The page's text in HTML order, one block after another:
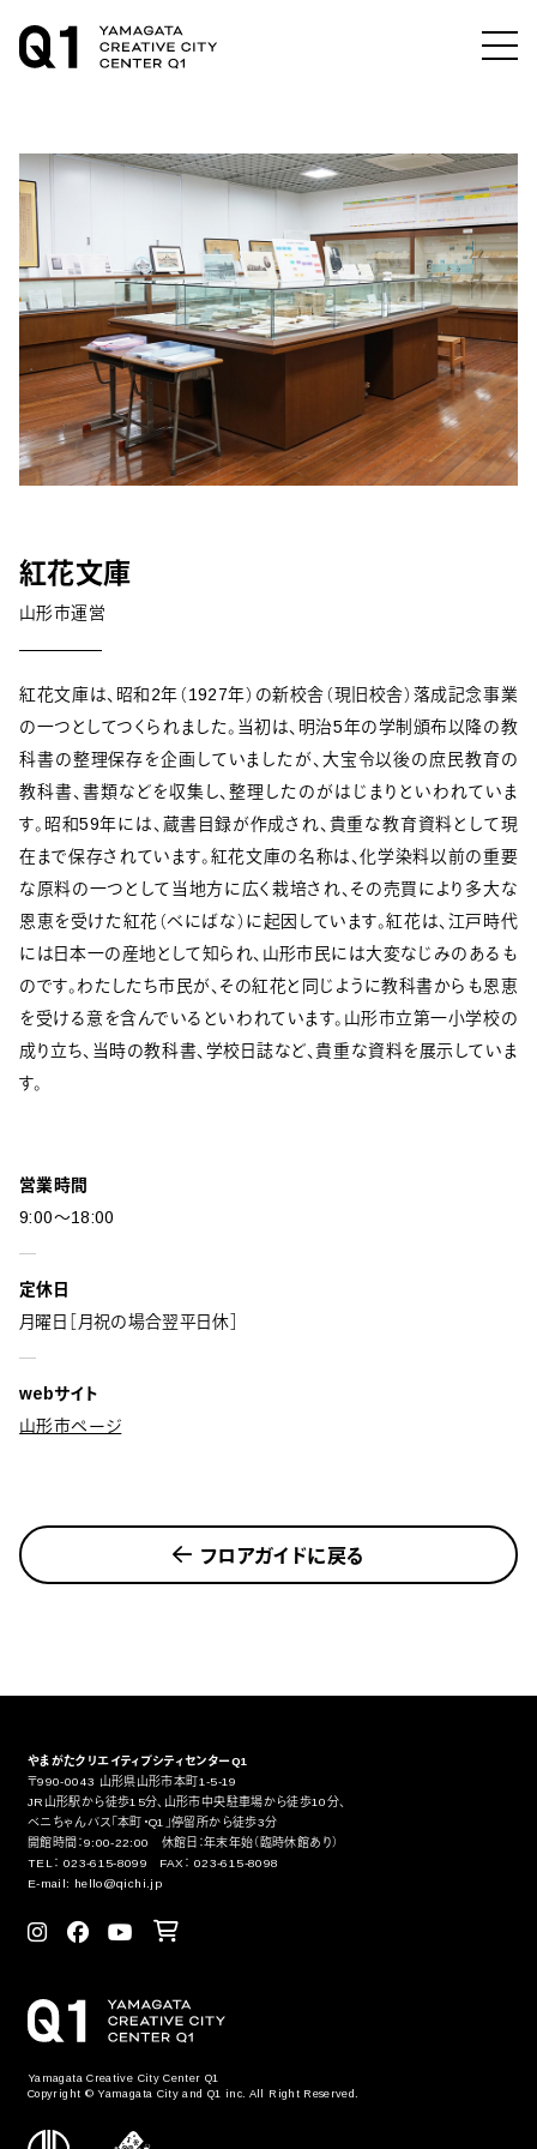
紅花文庫
山形市運営
紅花文庫は、昭和2年（1927年）の新校舎（現旧校舎）落成記念事業
の一つとしてつくられました。当初は、明治5年の学制頒布以降の教
科書の整理保存を企画していましたが、大宝令以後の庶民教育の
教科書、書類などを収集し、整理したのがはじまりといわれていま
す。昭和59年には、蔵書目録が作成され、貴重な教育資料として現
在まで保存されています。紅花文庫の名称は、化学染料以前の重要
な原料の一つとして当地方に広く栽培され、その売買により多大な
恩恵を受けた紅花（べにばな）に起因しています。紅花は、江戸時代
には日本一の産地として知られ、山形市民には大変なじみのあるも
のです。わたしたち市民が、その紅花と同じように教科書からも恩恵
を受ける意を含んでいるといわれています。山形市立第一小学校の
成り立ち、当時の教科書、学校日誌など、貴重な資料を展示していま
す。
営業時間
9:00～18:00
定休日
月曜日［月祝の場合翌平日休］
webサイト
山形市ページ
フロアガイドに戻る
やまがたクリエイティブシティセンターQ1
〒990-0043 山形県山形市本町1-5-19
JR山形駅から徒歩15分、山形市中央駐車場から徒歩10分、
ベニちゃんバス「本町・Q1」停留所から徒歩3分
開館時間：9:00-22:00 休館日：年末年始（臨時休館あり）
TEL： 023-615-8099 FAX： 023-615-8098
E-mail: hello@qichi.jp
Yamagata Creative City Center Q1
Copyright © Yamagata City and Q1 inc. All Right Reserved.